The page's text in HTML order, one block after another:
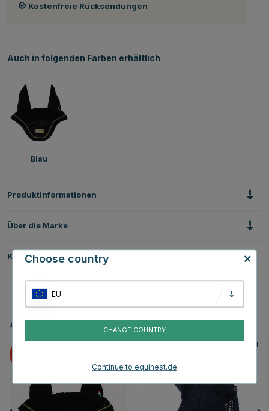
Kostenfreie Rücksendungen
Auch in folgenden Farben erhältlich
Blau
Produktinformationen
Über die Marke
Kundenbewertungen
Andere Produkte, die Ihnen gefallen könnten
Choose country
EU
CHANGE COUNTRY
Continue to equinest.de